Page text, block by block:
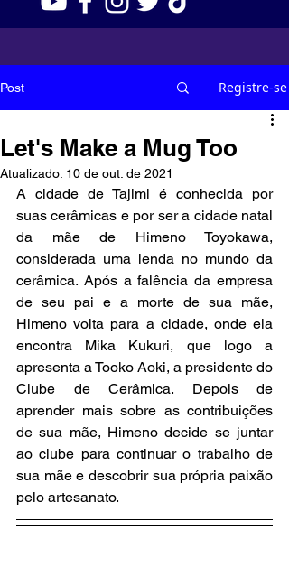
Post Registre-se
Let's Make a Mug Too
Atualizado: 10 de out. de 2021
A cidade de Tajimi é conhecida por
suas cerâmicas e por ser a cidade natal
da mãe de Himeno Toyokawa,
considerada uma lenda no mundo da
cerâmica. Após a falência da empresa
de seu pai e a morte de sua mãe,
Himeno volta para a cidade, onde ela
encontra Mika Kukuri, que logo a
apresenta a Tooko Aoki, a presidente do
Clube de Cerâmica. Depois de
aprender mais sobre as contribuições
de sua mãe, Himeno decide se juntar
ao clube para continuar o trabalho de
sua mãe e descobrir sua própria paixão
pelo artesanato.